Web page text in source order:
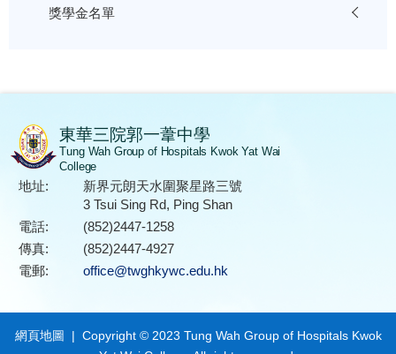
獎學金名單
東華三院郭一葦中學
Tung Wah Group of Hospitals Kwok Yat Wai
College
地址:
新界元朗天水圍聚星路三號
3 Tsui Sing Rd, Ping Shan
電話:
(852)2447-1258
傳真:
(852)2447-4927
電郵:
office@twghkywc.edu.hk
網頁地圖 | Copyright © 2023 Tung Wah Group of Hospitals Kwok